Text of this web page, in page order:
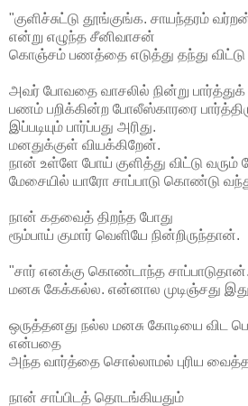
"குளிச்சுட்டு தூங்குங்க. சாயந்தரம்
என்று எழுந்த சீனிவாசன்
கொஞ்சம் பணத்தை எடுத்து தந்து விட்டு
அவர் போவதை வாசலில் நின்று
பணம் பறிக்கின்ற போலீஸ்காரரை
இப்படியும் பார்ப்பது அரிது.
மனதுக்குள் வியக்கிறேன்.
நான் உள்ளே போய் குளித்து விட்டு வரும்
மேசையில் யாரோ சாப்பாடு கொண்டு
நான் கதவைத் திறந்த போது
ரூம்பாய் குமார் வெளியே நின்றிருந்தான்.
"சார் எனக்கு கொண்டாந்த சாப்பாடுதான்.
மனசு கேக்கல்ல. என்னால முடிஞ்சது
ஒருத்தனது நல்ல மனசு கோடியை விட
என்பதை
அந்த வார்த்தை சொல்லாமல் புரிய
நான் சாப்பிடத் தொடங்கியதும்